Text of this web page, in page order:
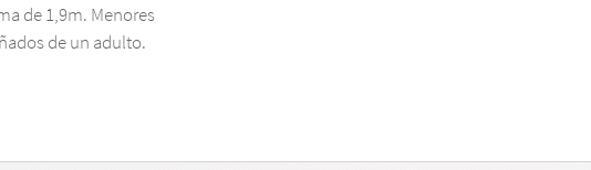
de 1,9m. Menores
de un adulto.